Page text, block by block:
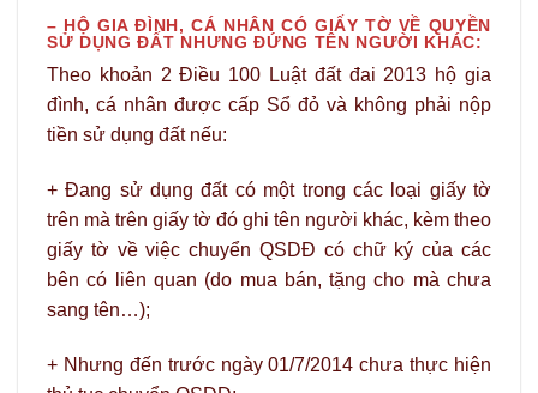
– HỘ GIA ĐÌNH, CÁ NHÂN CÓ GIẤY TỜ VỀ QUYỀN
SỬ DỤNG ĐẤT NHƯNG ĐỨNG TÊN NGƯỜI KHÁC:
Theo khoản 2 Điều 100 Luật đất đai 2013 hộ gia
đình, cá nhân được cấp Sổ đỏ và không phải nộp
tiền sử dụng đất nếu:
+ Đang sử dụng đất có một trong các loại giấy tờ
trên mà trên giấy tờ đó ghi tên người khác, kèm theo
giấy tờ về việc chuyển QSDĐ có chữ ký của các
bên có liên quan (do mua bán, tặng cho mà chưa
sang tên…);
+ Nhưng đến trước ngày 01/7/2014 chưa thực hiện